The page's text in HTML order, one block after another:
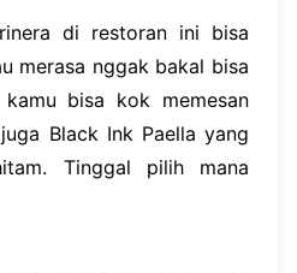
di restoran ini bisa
merasa nggak bakal bisa
bisa kok memesan
Black Ink Paella yang
Tinggal pilih mana